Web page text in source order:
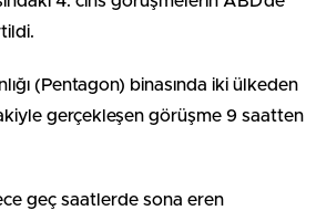
(Pentagon) binasında iki ülkeden
gerçekleşen görüşme 9 saatten
geç saatlerde sona eren